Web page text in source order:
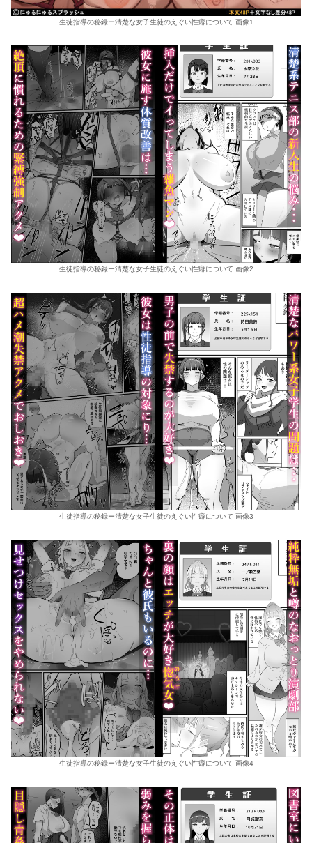
生徒指導の秘録ー清楚な女子生徒のえぐい性癖について 画像1
生徒指導の秘録ー清楚な女子生徒のえぐい性癖について 画像2
生徒指導の秘録ー清楚な女子生徒のえぐい性癖について 画像3
生徒指導の秘録ー清楚な女子生徒のえぐい性癖について 画像4